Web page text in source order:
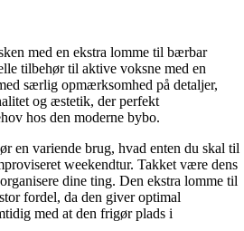
med en ekstra lomme til bærbar
tilbehør til aktive voksne med en
særlig opmærksomhed på detaljer,
og æstetik, der perfekt
hos den moderne bybo.
en variende brug, hvad enten du skal til
weekendtur. Takket være dens
dine ting. Den ekstra lomme til
fordel, da den giver optimal
med at den frigør plads i